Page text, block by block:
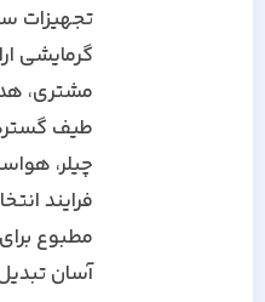
تجهیزات
گرمایشی
مشتری، هدف
طیف
چیلر،
فرایند
مطبوع برای
آسان تبدیل